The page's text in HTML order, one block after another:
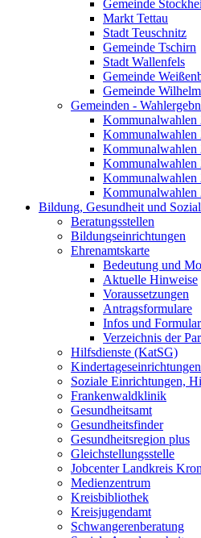
Gemeinde
Markt Tettau
Stadt Teuschnitz
Gemeinde Tschirn
Stadt Wallenfels
Gemeinde
Gemeinde
Gemeinden -
Kommunalwahlen
Kommunalwahlen
Kommunalwahlen
Kommunalwahlen
Kommunalwahlen
Kommunalwahlen
Bildung, Gesundheit und
Beratungsstellen
Bildungseinrichtungen
Ehrenamtskarte
Bedeutung und
Aktuelle Hinweise
Voraussetzungen
Antragsformulare
Infos und
Verzeichnis der
Hilfsdienste (KatSG)
Kindertageseinrichtungen
Soziale Einrichtungen,
Frankenwaldklinik
Gesundheitsamt
Gesundheitsfinder
Gesundheitsregion plus
Gleichstellungsstelle
Jobcenter Landkreis
Medienzentrum
Kreisbibliothek
Kreisjugendamt
Schwangerenberatung